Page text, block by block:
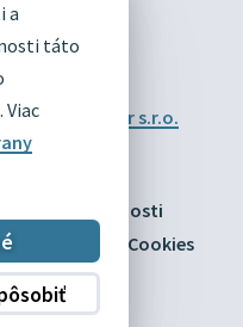
a
táto
Viac
partner s.r.o.
Obec Divín
o prístupnosti
Nastaviť Cookies